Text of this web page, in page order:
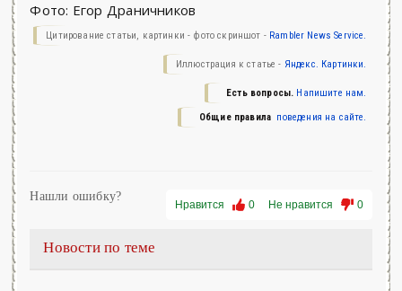
Фото: Егор Драничников
Цитирование статьи, картинки - фото скриншот - Rambler News Service.
Иллюстрация к статье - Яндекс. Картинки.
Есть вопросы. Напишите нам.
Общие правила поведения на сайте.
Нравится 0 Не нравится 0
Нашли ошибку?
Новости по теме